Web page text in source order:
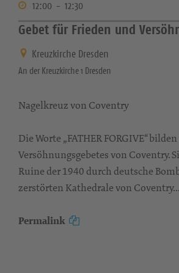
12:00 - 12:30
Gebet für Frieden und
Kreuzkirche Dresden
An der Kreuzkirche 1 Dresden
Nagelkreuz von Coventry
Die Worte „FATHER FORGIVE“
Versöhnungsgebetes von Coventry.
Ruine der 1940 durch deutsche
zerstörten Kathedrale von Coventry...
Permalink